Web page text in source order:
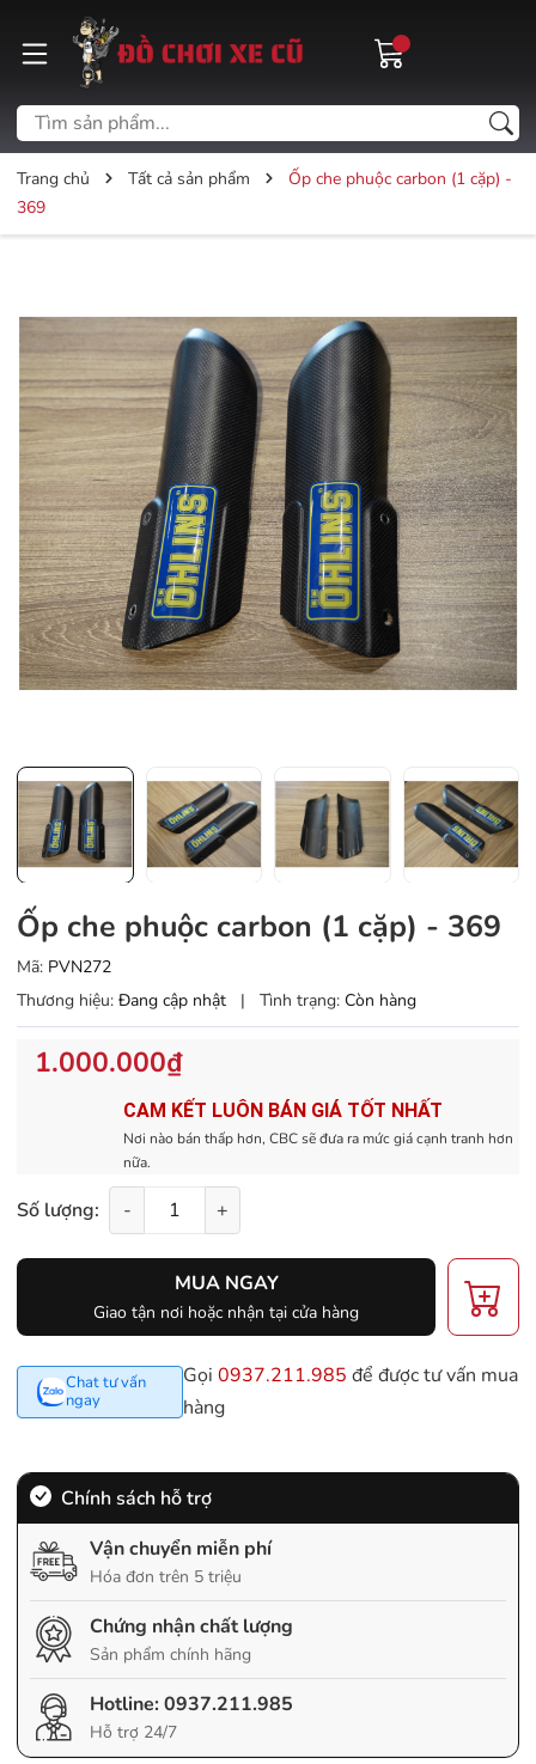
Trang chủ Tất cả sản phẩm
Ốp che phuộc carbon (1 cặp) -
369
Ốp che phuộc carbon (1 cặp) - 369
Mã: PVN272
Thương hiệu: Đang cập nhật | Tình trạng: Còn hàng
1.000.000₫
CAM KẾT LUÔN BÁN GIÁ TỐT NHẤT
Nơi nào bán thấp hơn, CBC sẽ đưa ra mức giá cạnh tranh hơn
nữa.
Số lượng: - +
MUA NGAY
Giao tận nơi hoặc nhận tại cửa hàng
Chat tư vấn
ngay
Gọi 0937.211.985 để được tư vấn mua
hàng
Chính sách hỗ trợ
Vận chuyển miễn phí
Hóa đơn trên 5 triệu
Chứng nhận chất lượng
Sản phẩm chính hãng
Hotline:0937.211.985
Hỗ trợ 24/7